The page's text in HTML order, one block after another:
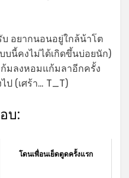
บ อยากนอนอยู่ใกล้น้าโต
บนี้คงไม่ได้เกิดขึ้นบ่อยนัก)
มลงหอมแก้มลาอีกครั้ง
ป (เศร้า… T_T)
บ:
โดนเพื่อนเย็ดตูดครั้งแรก